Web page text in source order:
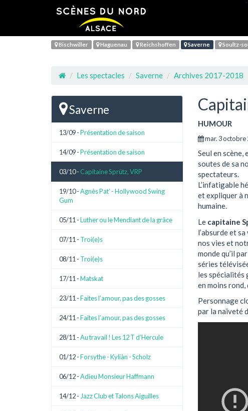
Bischwiller Haguenau Reichshoffen Saverne Soultz-
Les spectacles Saverne Archives 2017-2018
HUMOUR
mar. 3 octobre
Seul en
soutes de sa
spectateurs.
L’infatigable
et expliquer à
humaine.
Le capitaine
l’absurde et
nos vies et
monde qu’il
séries
les spécialités
en moins rond,
Personnage
par la naïveté
Saverne
13/09 -Présentation de saison
14/09 -Présentation de saison
03/10 - Capitaine Sprütz, VRP
19/10 -Agnès Pat’ - Hollywood Swing
Gum
05/11 -Luther ou le Mendiant de la grâce
07/11 - Troi(e)s
08/11 - Troi(e)s
17/11 -Matskat
23/11 -Faites l’amour, pas des gosses
24/11 -Faites l’amour, pas des gosses
28/11 -Au travail ! Les 12 T d’Hercule
01/12 -Forsythe - Kyliàn - Scholz
06/12 -Adieu Monsieur Haffmann
14/12 - Jazz Club et Talons Aiguilles